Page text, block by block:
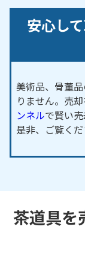
安心し
美術品、骨董
りません。売
ンネルで賢い
是非、ご覧くだ
茶道具を